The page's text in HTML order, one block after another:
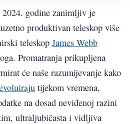
godine zanimljiv je
produktivan teleskop više
teleskop James Webb
Promatranja prikupljena
će naše razumijevanje kako
tijekom vremena,
na dosad neviđenoj razini
ultraljubičasta i vidljiva